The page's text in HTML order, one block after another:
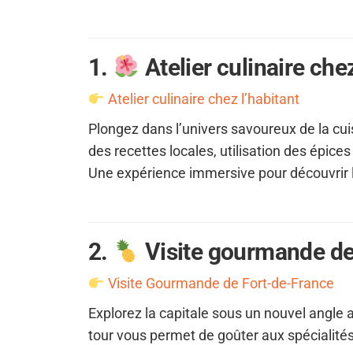
1. Atelier culinaire
Atelier culinaire chez l’habitant
Plongez dans l’univers savoureux de la
des recettes locales, utilisation des
Une expérience immersive pour
2. Visite gourmande
Visite Gourmande de Fort-de-France
Explorez la capitale sous un nouvel angle
tour vous permet de goûter aux